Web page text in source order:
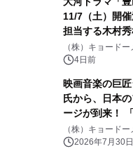
11/7（土）開
担当する木村
信澄役）、松
ゲスト出演 8
り最速先行受付
（株）キョード
4日前
映画音楽の巨
氏から、日本
ージが到来！
晴らしい夜に
スタ花火』へ向
（株）キョード
2026年7月30